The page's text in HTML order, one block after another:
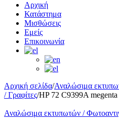
Αρχική
Κατάστημα
Μισθώσεις
Εμείς
Επικοινωνία
Αρχική σελίδα/Αναλώσιμα
/ Γραφίτες/HP 72 C9399A megenta
Αναλώσιμα εκτυπωτών /